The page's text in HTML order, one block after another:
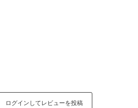
ログインしてレビューを投稿